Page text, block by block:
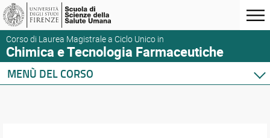
Corso di Laurea Magistrale a Ciclo Unico in
Chimica e Tecnologia Farmaceutiche
MENÙ DEL CORSO